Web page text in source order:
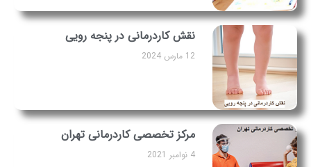
نقش کاردرمانی در پنجه رویی
12 مارس 2024
مرکز تخصصی کاردرمانی تهران
4 نوامبر 2021